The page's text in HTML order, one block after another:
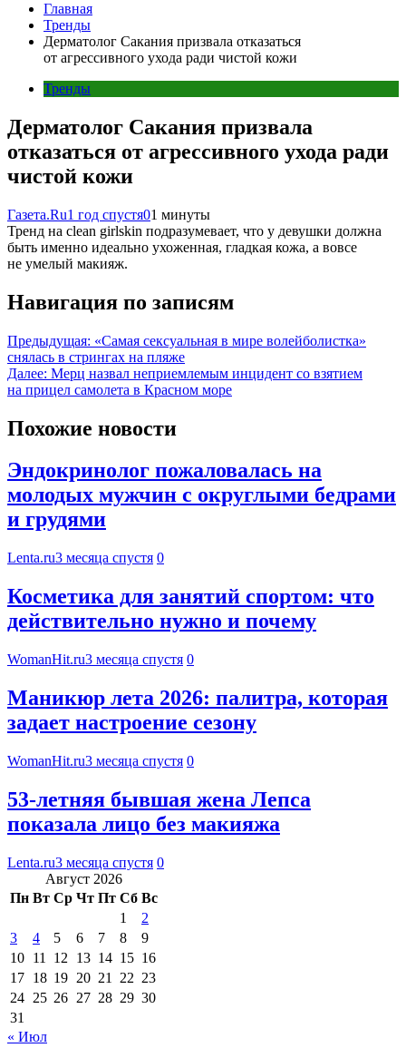
Главная
Тренды
Дерматолог Сакания призвала отказаться
от агрессивного ухода ради чистой кожи
Тренды
Дерматолог Сакания призвала
отказаться от агрессивного ухода ради
чистой кожи
Газета.Ru1 год спустя01 минуты
Тренд на clean girlskin подразумевает, что у девушки должна
быть именно идеально ухоженная, гладкая кожа, а вовсе
не умелый макияж.
Навигация по записям
Предыдущая: «Самая сексуальная в мире волейболистка»
снялась в стрингах на пляже
Далее: Мерц назвал неприемлемым инцидент со взятием
на прицел самолета в Красном море
Похожие новости
Эндокринолог пожаловалась на
молодых мужчин с округлыми бедрами
и грудями
Lenta.ru3 месяца спустя 0
Косметика для занятий спортом: что
действительно нужно и почему
WomanHit.ru3 месяца спустя 0
Маникюр лета 2026: палитра, которая
задает настроение сезону
WomanHit.ru3 месяца спустя 0
53-летняя бывшая жена Лепса
показала лицо без макияжа
Lenta.ru3 месяца спустя 0
Август 2026
Пн Вт Ср Чт Пт Сб Вс
1
2
3
4 5 6 7 8
9
10 11 12 13 14 15 16
17 18 19 20 21 22 23
24 25 26 27 28 29 30
31
« Июл